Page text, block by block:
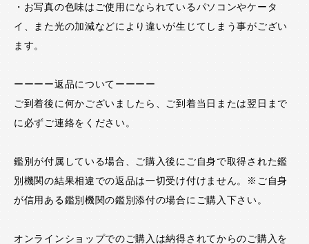
・お写真の色味はご使用になられているパソコンやケータ
イ、また光の加減などにより違いが生じてしまう事がござい
ます。
ーーーー返品についてーーーー
ご到着後に何かございましたら、ご到着当日または翌日まで
に必ずご連絡をください。
鑑別が付属している場合、ご購入後にご自身で取得された鑑
別機関の結果相違での返品は一切受け付けません。※ご自身
が信用ある鑑別機関の鑑別添付の場合にご購入下さい。
オンラインショップでのご購入は納得されてからのご購入を